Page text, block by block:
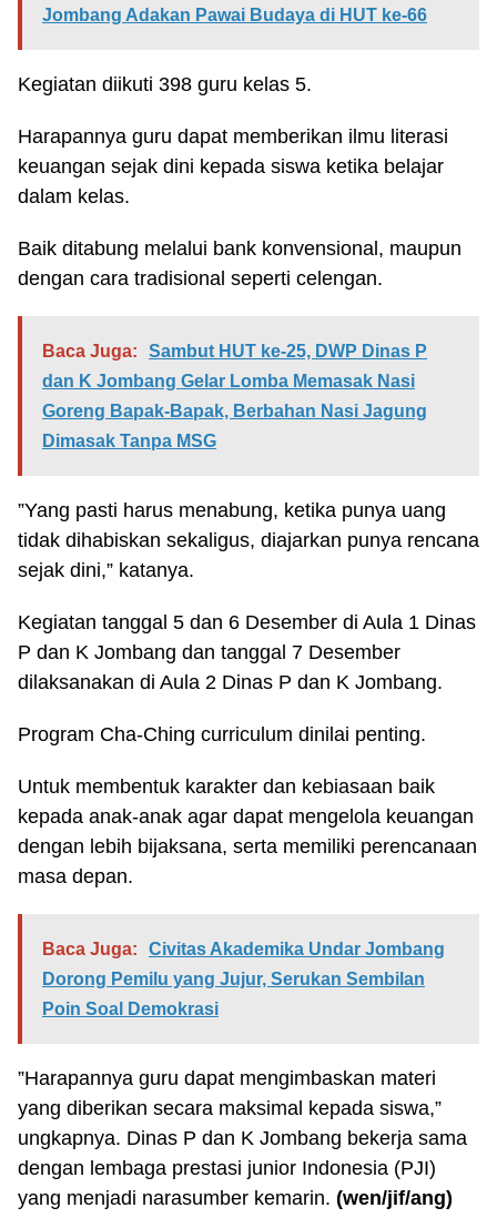
Jombang Adakan Pawai Budaya di HUT ke-66
Kegiatan diikuti 398 guru kelas 5.
Harapannya guru dapat memberikan ilmu literasi
keuangan sejak dini kepada siswa ketika belajar
dalam kelas.
Baik ditabung melalui bank konvensional, maupun
dengan cara tradisional seperti celengan.
Baca Juga:
Sambut HUT ke-25, DWP Dinas P
dan K Jombang Gelar Lomba Memasak Nasi
Goreng Bapak-Bapak, Berbahan Nasi Jagung
Dimasak Tanpa MSG
”Yang pasti harus menabung, ketika punya uang
tidak dihabiskan sekaligus, diajarkan punya rencana
sejak dini,” katanya.
Kegiatan tanggal 5 dan 6 Desember di Aula 1 Dinas
P dan K Jombang dan tanggal 7 Desember
dilaksanakan di Aula 2 Dinas P dan K Jombang.
Program Cha-Ching curriculum dinilai penting.
Untuk membentuk karakter dan kebiasaan baik
kepada anak-anak agar dapat mengelola keuangan
dengan lebih bijaksana, serta memiliki perencanaan
masa depan.
Baca Juga:
Civitas Akademika Undar Jombang
Dorong Pemilu yang Jujur, Serukan Sembilan
Poin Soal Demokrasi
”Harapannya guru dapat mengimbaskan materi
yang diberikan secara maksimal kepada siswa,”
ungkapnya. Dinas P dan K Jombang bekerja sama
dengan lembaga prestasi junior Indonesia (PJI)
yang menjadi narasumber kemarin. (wen/jif/ang)